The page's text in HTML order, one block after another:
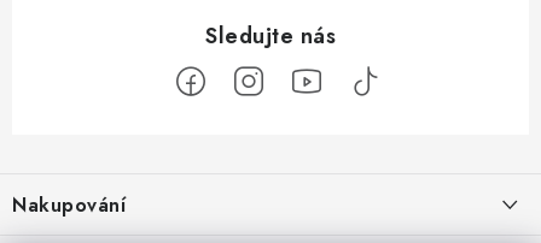
pNakupování